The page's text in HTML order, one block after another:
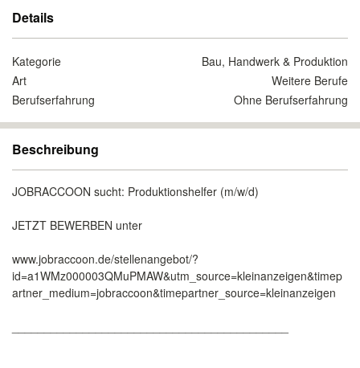
Details
Kategorie
Bau, Handwerk & Produktion
Art
Weitere Berufe
Berufserfahrung
Ohne Berufserfahrung
Beschreibung
JOBRACCOON sucht: Produktionshelfer (m/w/d)
JETZT BEWERBEN unter
www.jobraccoon.de/stellenangebot/?
id=a1WMz000003QMuPMAW&utm_source=kleinanzeigen&timep
artner_medium=jobraccoon&timepartner_source=kleinanzeigen